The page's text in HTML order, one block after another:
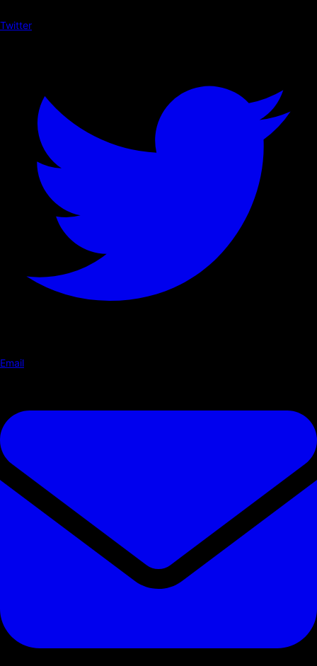
Twitter
Email